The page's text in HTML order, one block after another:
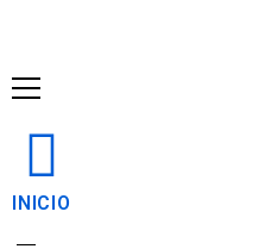
INICIO